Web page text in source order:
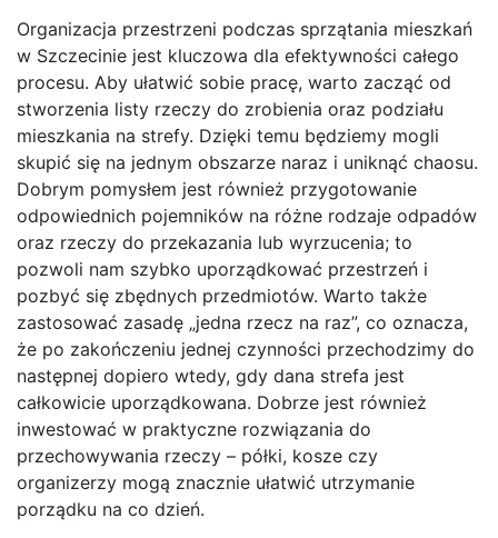
Organizacja przestrzeni podczas sprzątania mieszkań
w Szczecinie jest kluczowa dla efektywności całego
procesu. Aby ułatwić sobie pracę, warto zacząć od
stworzenia listy rzeczy do zrobienia oraz podziału
mieszkania na strefy. Dzięki temu będziemy mogli
skupić się na jednym obszarze naraz i uniknąć chaosu.
Dobrym pomysłem jest również przygotowanie
odpowiednich pojemników na różne rodzaje odpadów
oraz rzeczy do przekazania lub wyrzucenia; to
pozwoli nam szybko uporządkować przestrzeń i
pozbyć się zbędnych przedmiotów. Warto także
zastosować zasadę „jedna rzecz na raz”, co oznacza,
że po zakończeniu jednej czynności przechodzimy do
następnej dopiero wtedy, gdy dana strefa jest
całkowicie uporządkowana. Dobrze jest również
inwestować w praktyczne rozwiązania do
przechowywania rzeczy – półki, kosze czy
organizerzy mogą znacznie ułatwić utrzymanie
porządku na co dzień.